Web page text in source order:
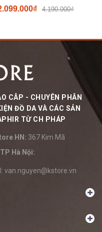
4.190.000₫
CÂP - CHUYÊN PHÂN
ĐỒ DA VÀ CÁC SẢN
TỪ CH PHÁP
HN: 367 Kim Mã
Hà Nội:
van.nguyen@kstore.vn